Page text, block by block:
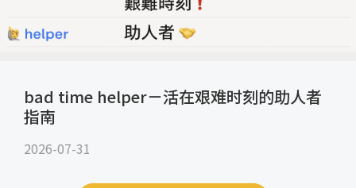
bad time helper－活在艰难时刻的助人者
指南
2026-07-31